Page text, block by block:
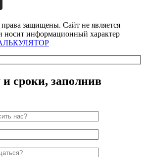
защищены. Сайт не является
носит информационный характер
сроки, заполнив